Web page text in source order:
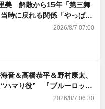
美 解散から15年「第三舞
時に戻れる関係「やっぱり
います」
2026/8/7 07:00
音＆高橋恭平＆野村康太、
ハマり役” 『ブルーロッ
のチームワーク2026/8/7 06:30